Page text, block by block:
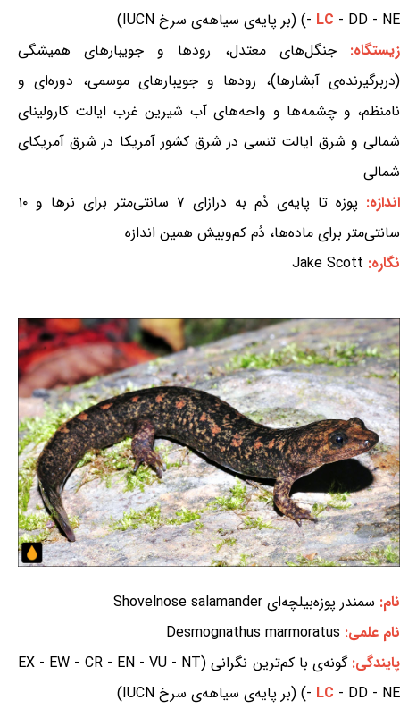
- LC - DD - NE) (بر پایه‌ی سیاهه‌ی سرخ IUCN)
زیستگاه:جنگل‌های معتدل، رودها و جویبارهای همیشگی
(دربرگیرنده‌ی آبشارها)، رودها و جویبارهای موسمی، دوره‌ای و
نامنظم، و چشمه‌ها و واحه‌های آب شیرین غرب ایالت کارولینای
شمالی و شرق ایالت تنسی در شرق کشور آمریکا در شرق آمریکای
شمالی
اندازه:
پوزه تا پایه‌ی دُم به درازای ۷ سانتی‌متر برای نرها و ۱۰
سانتی‌متر برای ماده‌ها، دُم کم‌وبیش همین اندازه
نگاره: Jake Scott
نام: سمندر پوزه‌بیلچه‌ای Shovelnose salamander
نام علمی: Desmognathus marmoratus
پایندگی:
گونه‌ی با کم‌ترین نگرانی (EX - EW - CR - EN - VU - NT
- LC - DD - NE) (بر پایه‌ی سیاهه‌ی سرخ IUCN)